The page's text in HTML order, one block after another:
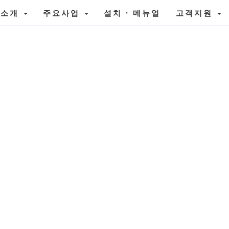
개 주요사업 설치 · 메뉴얼 고객지원